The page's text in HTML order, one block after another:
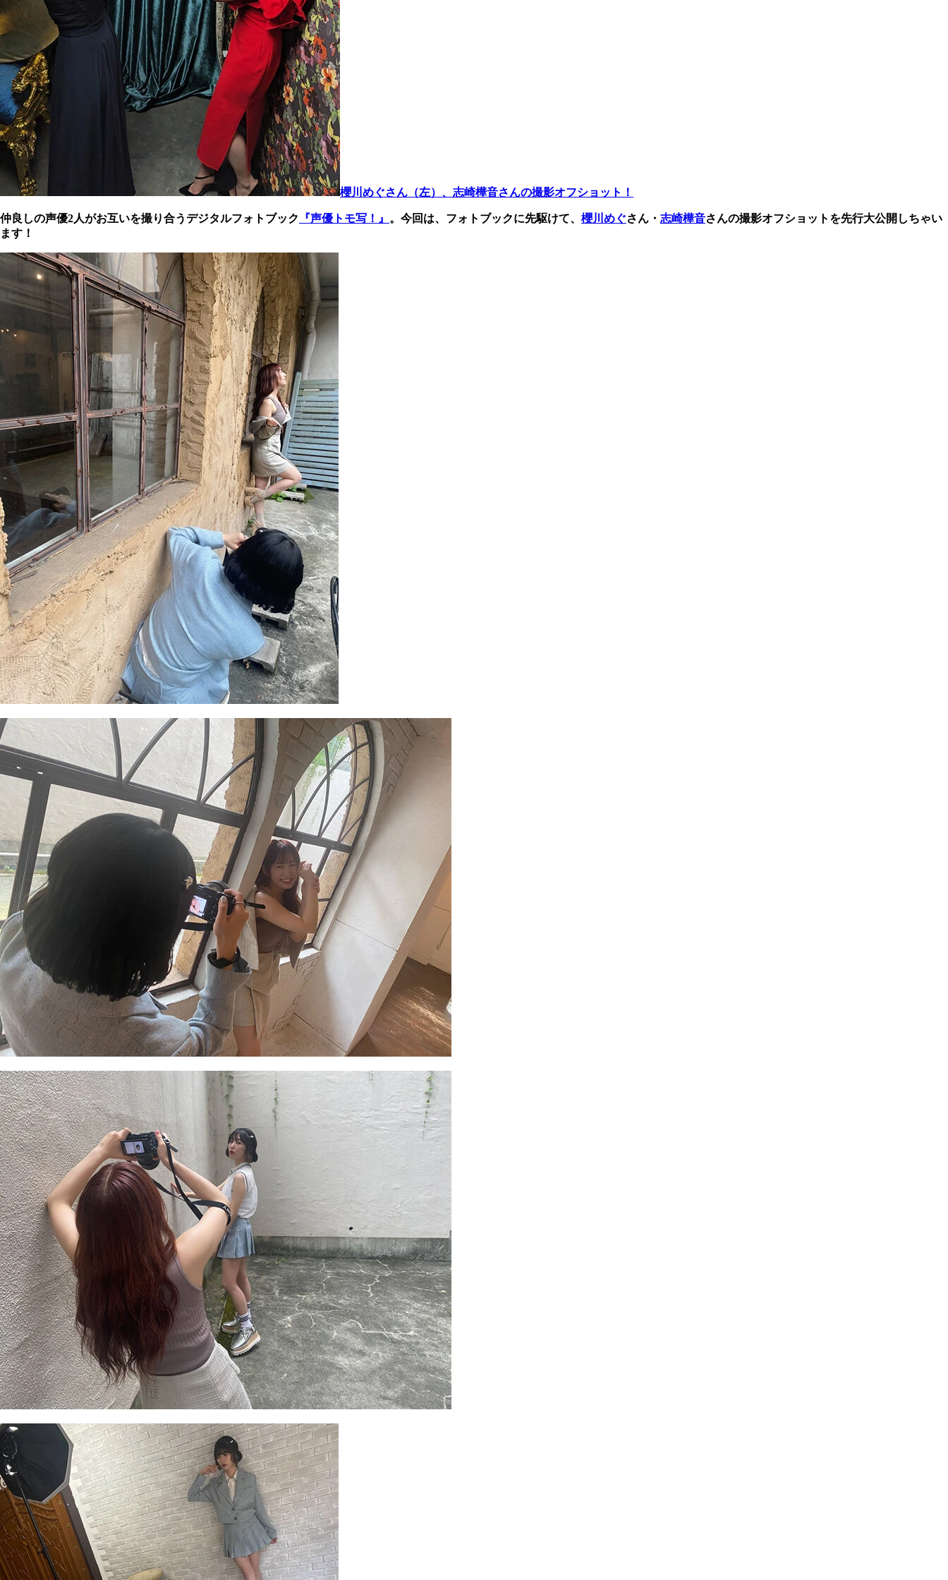
櫻川めぐさん（左）、志崎樺音さんの撮影オフショット！
仲良しの声優2人がお互いを撮り合うデジタルフォトブック 『声優トモ写！』 。今回は、フォトブックに先駆けて、 櫻川めぐさん・ 志崎樺音さんの撮影オフショットを先行大公開しちゃい
ます！